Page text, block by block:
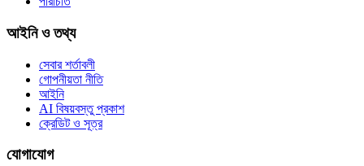
আইনি ও তথ্য
সেবার শর্তাবলী
গোপনীয়তা নীতি
আইনি
AI বিষয়বস্তু প্রকাশ
ক্রেডিট ও সূত্র
যোগাযোগ